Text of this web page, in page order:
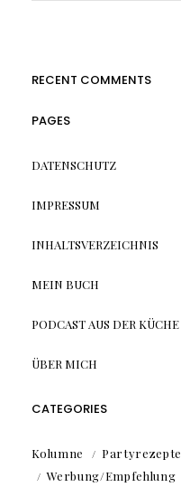
RECENT COMMENTS
PAGES
DATENSCHUTZ
IMPRESSUM
INHALTSVERZEICHNIS
MEIN BUCH
PODCAST AUS DER KÜCHE
ÜBER MICH
CATEGORIES
Kolumne Partyrezepte
Werbung/Empfehlung